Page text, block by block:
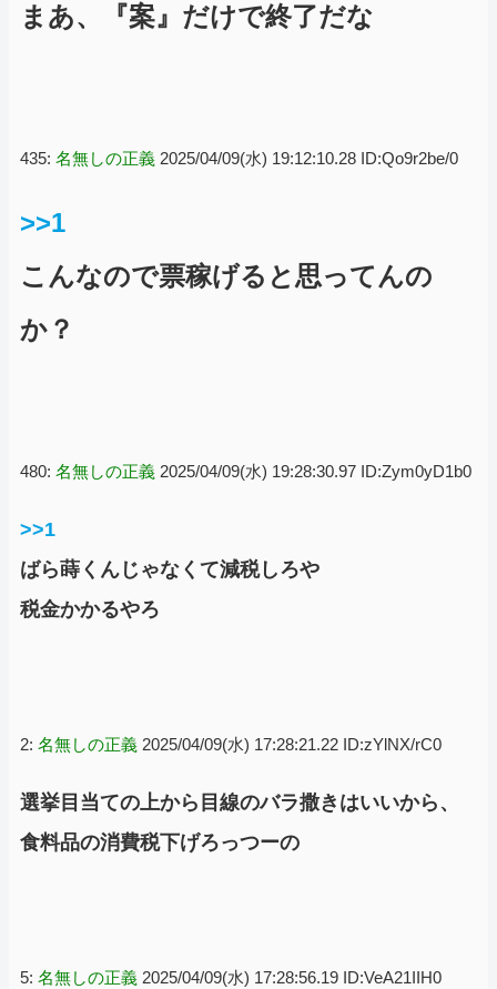
まあ、『案』だけで終了だな
435: 名無しの正義 2025/04/09(水) 19:12:10.28 ID:Qo9r2be/0
>>1
こんなので票稼げると思ってんの
か？
480: 名無しの正義 2025/04/09(水) 19:28:30.97 ID:Zym0yD1b0
>>1
ばら蒔くんじゃなくて減税しろや
税金かかるやろ
2: 名無しの正義 2025/04/09(水) 17:28:21.22 ID:zYlNX/rC0
選挙目当ての上から目線のバラ撒きはいいから、
食料品の消費税下げろっつーの
5: 名無しの正義 2025/04/09(水) 17:28:56.19 ID:VeA21IIH0